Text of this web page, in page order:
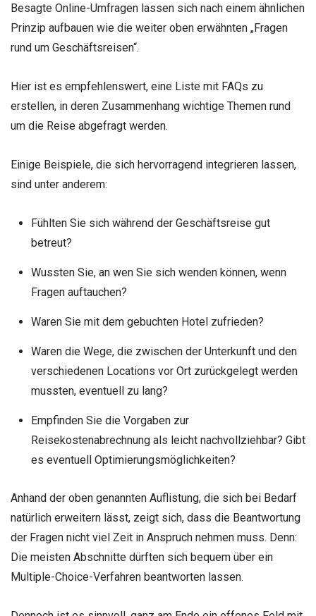
Besagte Online-Umfragen lassen sich nach einem ähnlichen
Prinzip aufbauen wie die weiter oben erwähnten „Fragen
rund um Geschäftsreisen“.
Hier ist es empfehlenswert, eine Liste mit FAQs zu
erstellen, in deren Zusammenhang wichtige Themen rund
um die Reise abgefragt werden.
Einige Beispiele, die sich hervorragend integrieren lassen,
sind unter anderem:
Fühlten Sie sich während der Geschäftsreise gut
betreut?
Wussten Sie, an wen Sie sich wenden können, wenn
Fragen auftauchen?
Waren Sie mit dem gebuchten Hotel zufrieden?
Waren die Wege, die zwischen der Unterkunft und den
verschiedenen Locations vor Ort zurückgelegt werden
mussten, eventuell zu lang?
Empfinden Sie die Vorgaben zur
Reisekostenabrechnung als leicht nachvollziehbar? Gibt
es eventuell Optimierungsmöglichkeiten?
Anhand der oben genannten Auflistung, die sich bei Bedarf
natürlich erweitern lässt, zeigt sich, dass die Beantwortung
der Fragen nicht viel Zeit in Anspruch nehmen muss. Denn:
Die meisten Abschnitte dürften sich bequem über ein
Multiple-Choice-Verfahren beantworten lassen.